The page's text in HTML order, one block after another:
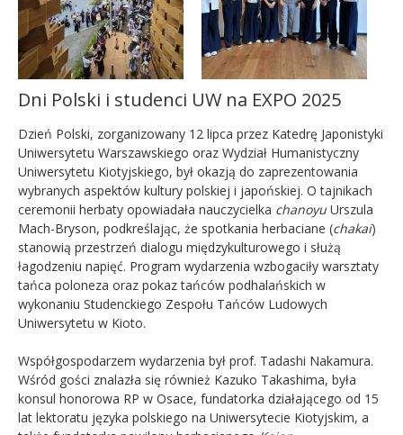
Dni Polski i studenci UW na EXPO 2025
Dzień Polski, zorganizowany 12 lipca przez Katedrę Japonistyki
Uniwersytetu Warszawskiego oraz Wydział Humanistyczny
Uniwersytetu Kiotyjskiego, był okazją do zaprezentowania
wybranych aspektów kultury polskiej i japońskiej. O tajnikach
ceremonii herbaty opowiadała nauczycielka chanoyu Urszula
Mach-Bryson, podkreślając, że spotkania herbaciane (chakai)
stanowią przestrzeń dialogu międzykulturowego i służą
łagodzeniu napięć. Program wydarzenia wzbogaciły warsztaty
tańca poloneza oraz pokaz tańców podhalańskich w
wykonaniu Studenckiego Zespołu Tańców Ludowych
Uniwersytetu w Kioto.
Współgospodarzem wydarzenia był prof. Tadashi Nakamura.
Wśród gości znalazła się również Kazuko Takashima, była
konsul honorowa RP w Osace, fundatorka działającego od 15
lat lektoratu języka polskiego na Uniwersytecie Kiotyjskim, a